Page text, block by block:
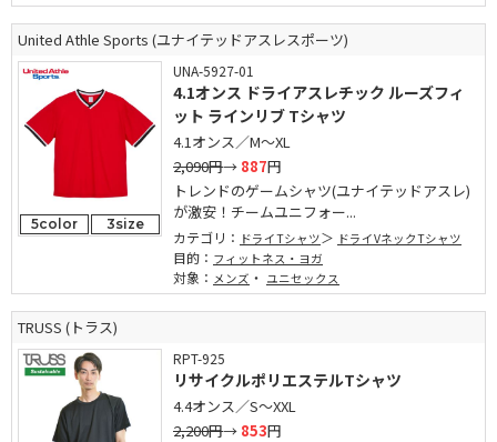
United Athle Sports (ユナイテッドアスレスポーツ)
5color 3size
UNA-5927-01
4.1オンス ドライアスレチック ルーズフィ
ット ラインリブ Tシャツ
4.1オンス／M～XL
2,090円→ 887円
トレンドのゲームシャツ(ユナイテッドアスレ)
が激安！チームユニフォー...
カテゴリ： ドライTシャツ ドライVネックTシャツ
目的： フィットネス・ヨガ
対象： メンズ ・ ユニセックス
TRUSS (トラス)
RPT-925
リサイクルポリエステルTシャツ
4.4オンス／S～XXL
2,200円→ 853円